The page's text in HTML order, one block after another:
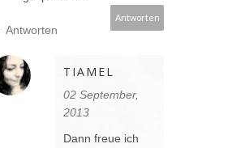
Antworten
Antworten
TIAMEL
02 September,
2013
Dann freue ich